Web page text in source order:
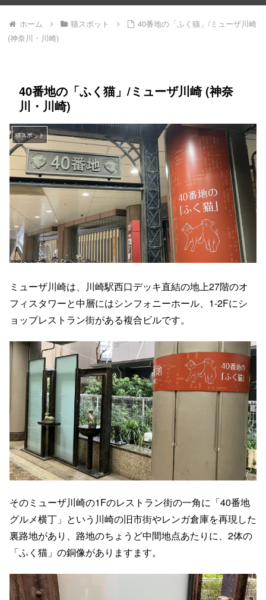
ホーム 猫スポット
40番地の「ふく猫」/ミューザ川崎
(神奈川・川崎)
40番地の「ふく猫」/ミューザ川崎 (神奈
川・川崎)
猫スポット
ミューザ川崎は、川崎駅西口デッキ直結の地上27階のオ
フィスタワーと中層にはシンフォニーホール、1-2Fにシ
ョップレストラン街がある複合ビルです。
そのミューザ川崎の1Fのレストラン街の一角に「40番地
グルメ横丁」という川崎の旧市街やレンガ倉庫を再現した
裏路地があり、路地のちょうど中間地点あたりに、2体の
「ふく猫」の銅像がありますます。